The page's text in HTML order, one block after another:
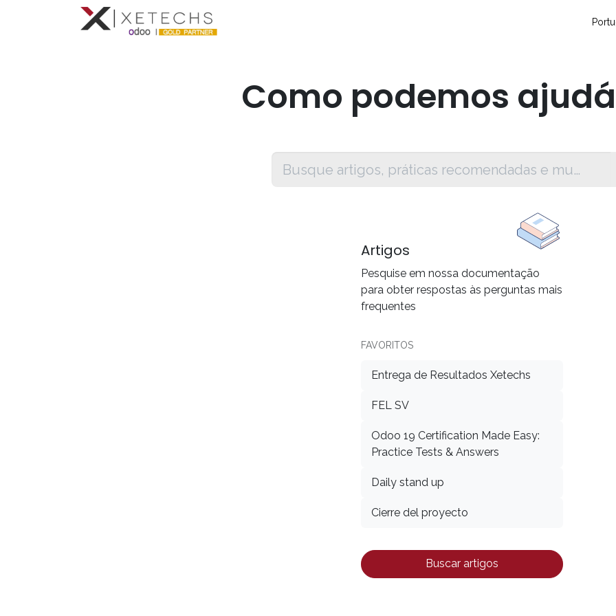
Como podemos
Artigos
Pesquise em nossa documentação
para obter respostas às perguntas mais
frequentes
FAVORITOS
Entrega de Resultados Xetechs
FEL SV
Odoo 19 Certification Made Easy:
Practice Tests & Answers
Daily stand up
Cierre del proyecto
Buscar artigos